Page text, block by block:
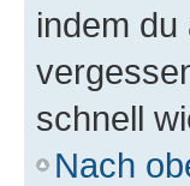
indem du
schnell
Nach